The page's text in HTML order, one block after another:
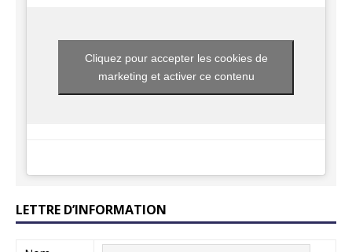
Cliquez pour accepter les cookies de
marketing et activer ce contenu
LETTRE D’INFORMATION